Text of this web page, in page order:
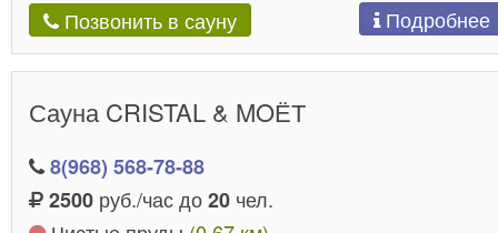
Позвонить в сауну Подробнее
Сауна CRISTAL & MOЁТ
8(968) 568-78-88
2500 руб./час до20 чел.